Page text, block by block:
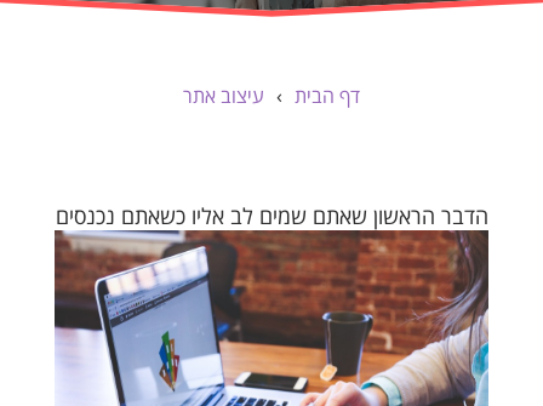
דף הבית › עיצוב אתר
הדבר הראשון שאתם שמים לב אליו כשאתם נכנסים